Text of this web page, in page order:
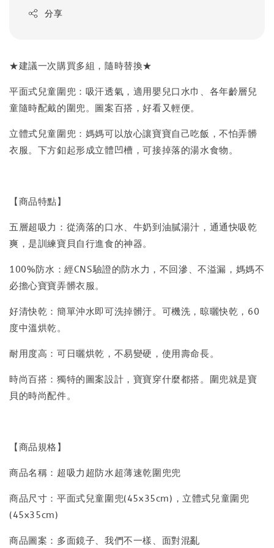
分享
★建議一次購買多組，隨時替換★
平面式兒童圍兜：吸汗透氣，適用嬰兒口水巾、各年齡層兒
童隨時配戴的圍兜。圖案百搭，好看又輕便。
立體式兒童圍兜：媽媽可以放心讓寶寶自己吃飯，不怕弄髒
衣服。下方釦起形成立體凹槽，可接掉落的湯水食物。
【商品特點】
五層超吸力：從滴落的口水、牛奶到油膩湯汁，通通快吸乾
爽，是訓練寶貝自行進食的神器。
100%防水：經CNS驗證的防水力，不回滲、不溢漏，媽媽不
必擔心寶寶弄髒衣服。
好清快乾：簡單沖水即可洗掉髒汙。可機洗，晾曬快乾，60
度中溫烘乾。
耐用度高：可日曬烘乾，不易變硬，使用壽命長。
時尚百搭：獨特的圖案設計，寶寶穿什麼都搭。圍兜就是寶
貝的時尚配件。
【商品規格】
商品名稱：超吸力超防水超薄速乾圍兜兜
商品尺寸：平面式兒童圍兜(45x35cm)，立體式兒童圍兜
(45x35cm)
商品圖案：多面鏡子、我們不一樣、面對混亂